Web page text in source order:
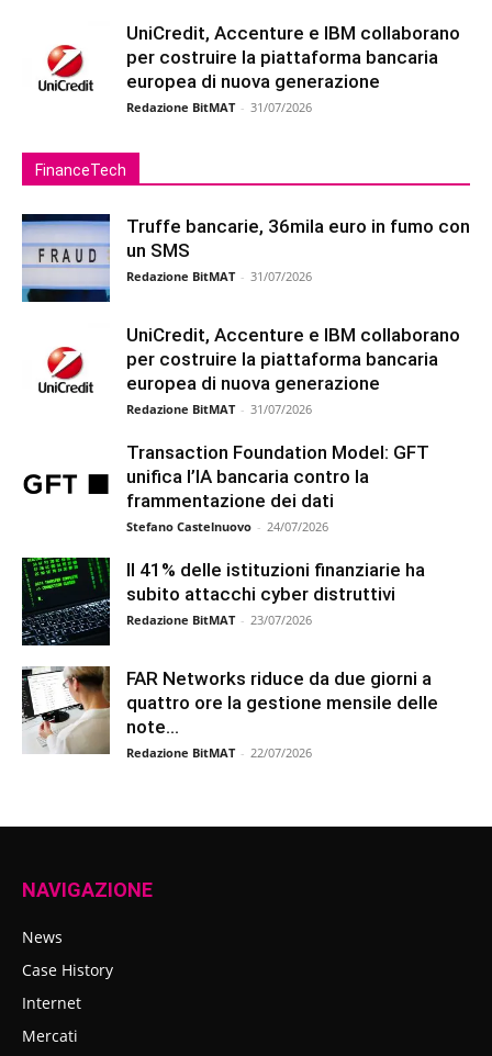
UniCredit, Accenture e IBM collaborano
per costruire la piattaforma bancaria
europea di nuova generazione
Redazione BitMAT - 31/07/2026
FinanceTech
Truffe bancarie, 36mila euro in fumo con
un SMS
Redazione BitMAT - 31/07/2026
UniCredit, Accenture e IBM collaborano
per costruire la piattaforma bancaria
europea di nuova generazione
Redazione BitMAT - 31/07/2026
Transaction Foundation Model: GFT
unifica l’IA bancaria contro la
frammentazione dei dati
Stefano Castelnuovo - 24/07/2026
Il 41% delle istituzioni finanziarie ha
subito attacchi cyber distruttivi
Redazione BitMAT - 23/07/2026
FAR Networks riduce da due giorni a
quattro ore la gestione mensile delle
note...
Redazione BitMAT - 22/07/2026
NAVIGAZIONE
News
Case History
Internet
Mercati